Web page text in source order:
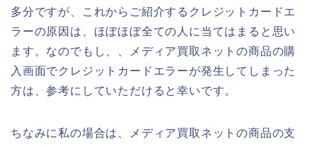
多分ですが、これからご紹介するクレジットカードエ
ラーの原因は、ほぼほぼ全ての人に当てはまると思い
ます。なのでもし、、メディア買取ネットの商品の購
入画面でクレジットカードエラーが発生してしまった
方は、参考にしていただけると幸いです。
ちなみに私の場合は、メディア買取ネットの商品の支